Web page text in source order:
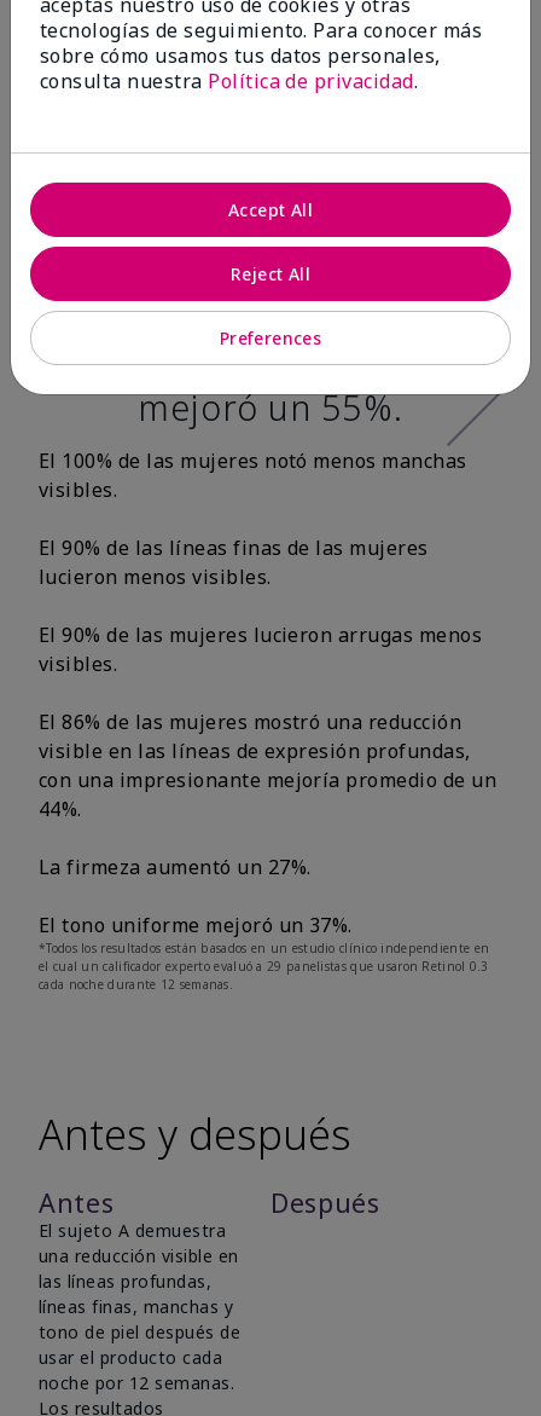
Después de 12
100% de las
mujeres tuvo una
apariencia más
tersa en la textura
de la piel y la
suavidad de la piel
mejoró un 55%.
El 100% de las mujeres notó menos manchas
visibles.
El 90% de las líneas finas de las mujeres
lucieron menos visibles.
El 90% de las mujeres lucieron arrugas menos
visibles.
El 86% de las mujeres mostró una reducción
visible en las líneas de expresión profundas,
con una impresionante mejoría promedio de un
44%.
La firmeza aumentó un 27%.
El tono uniforme mejoró un 37%.
*Todos los resultados están basados en un estudio clínico independiente en
el cual un calificador experto evaluó a 29 panelistas que usaron Retinol 0.3
cada noche durante 12 semanas.
Antes y después
Antes Después
El sujeto A demuestra
una reducción visible en
las líneas profundas,
líneas finas, manchas y
tono de piel después de
usar el producto cada
noche por 12 semanas.
Los resultados
tecnologías de seguimiento. Para conocer más
sobre cómo usamos tus datos personales,
consulta nuestra Política de privacidad.
Preferences
Reject All
Accept All